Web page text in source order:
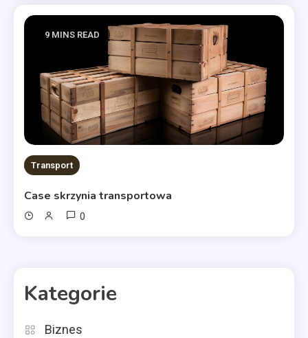
9 MINS READ
Transport
Case skrzynia transportowa
0
Kategorie
Biznes